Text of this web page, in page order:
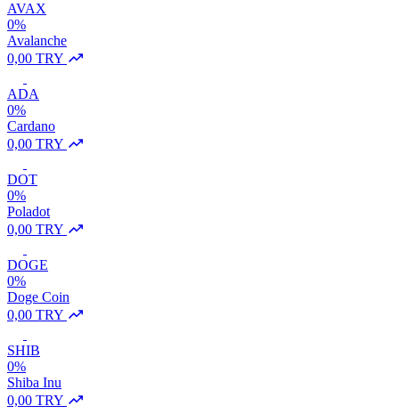
AVAX
0%
Avalanche
0,00 TRY
ADA
0%
Cardano
0,00 TRY
DOT
0%
Poladot
0,00 TRY
DOGE
0%
Doge Coin
0,00 TRY
SHIB
0%
Shiba Inu
0,00 TRY